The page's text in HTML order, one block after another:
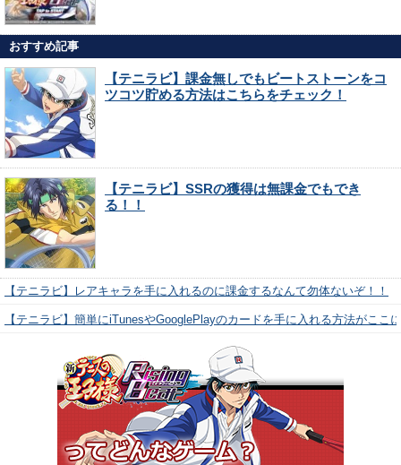
おすすめ記事
【テニラビ】課金無しでもビートストーンをコ
ツコツ貯める方法はこちらをチェック！
【テニラビ】SSRの獲得は無課金でもでき
る！！
【テニラビ】レアキャラを手に入れるのに課金するなんて勿体ないぞ！！
【テニラビ】簡単にiTunesやGooglePlayのカードを手に入れる方法がここ